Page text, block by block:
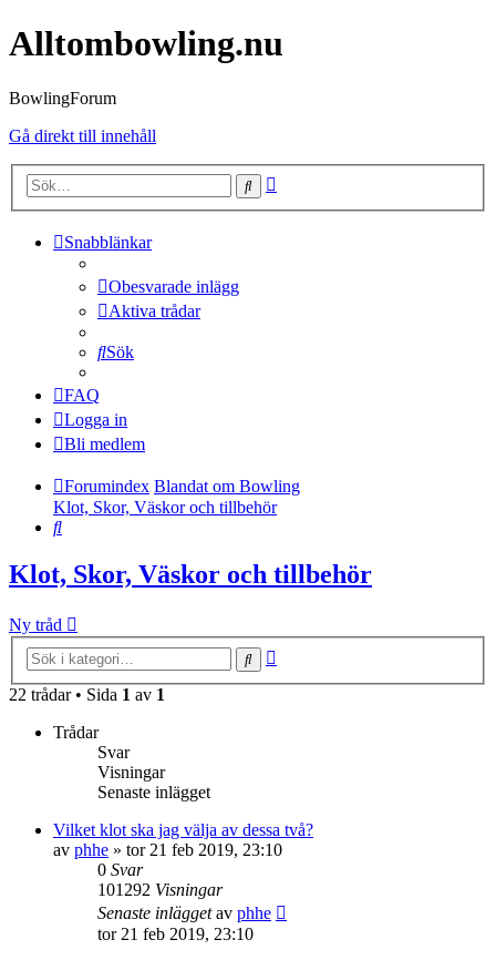
Alltombowling.nu
BowlingForum
Gå direkt till innehåll
Sök
Snabblänkar
Obesvarade inlägg
Aktiva trådar
Sök
FAQ
Logga in
Bli medlem
Forumindex Blandat om Bowling
Klot, Skor, Väskor och tillbehör
Sök
Klot, Skor, Väskor och tillbehör
Ny tråd
Sök
22 trådar • Sida 1 av 1
Trådar
Svar
Visningar
Senaste inlägget
Vilket klot ska jag välja av dessa två?
av phhe » tor 21 feb 2019, 23:10
0 Svar
101292 Visningar
Senaste inläggetav phhe
tor 21 feb 2019, 23:10